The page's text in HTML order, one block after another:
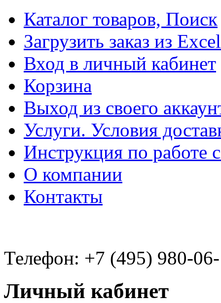
Каталог товаров, Поиск
Загрузить заказ из Excel
Вход в личный кабинет
Корзина
Выход из своего
Услуги. Условия
Инструкция по работе
О компании
Контакты
Телефон: +7 (495) 980-
Личный кабинет